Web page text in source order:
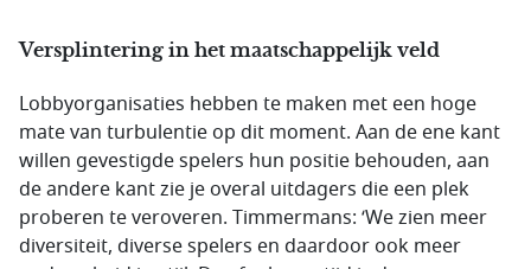
Versplintering in het maatschappelijk veld
Lobbyorganisaties hebben te maken met een hoge
mate van turbulentie op dit moment. Aan de ene kant
willen gevestigde spelers hun positie behouden, aan
de andere kant zie je overal uitdagers die een plek
proberen te veroveren. Timmermans: ‘We zien meer
diversiteit, diverse spelers en daardoor ook meer